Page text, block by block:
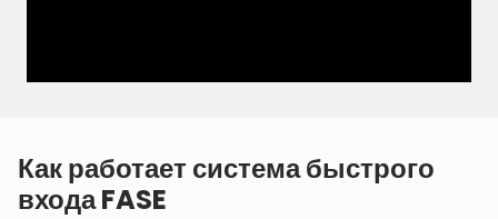
Как работает система быстрого
входа FASE